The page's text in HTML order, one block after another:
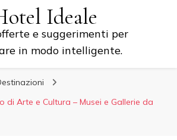
Ideale
e suggerimenti per
in modo intelligente.
di Arte e Cultura – Musei e Gallerie da